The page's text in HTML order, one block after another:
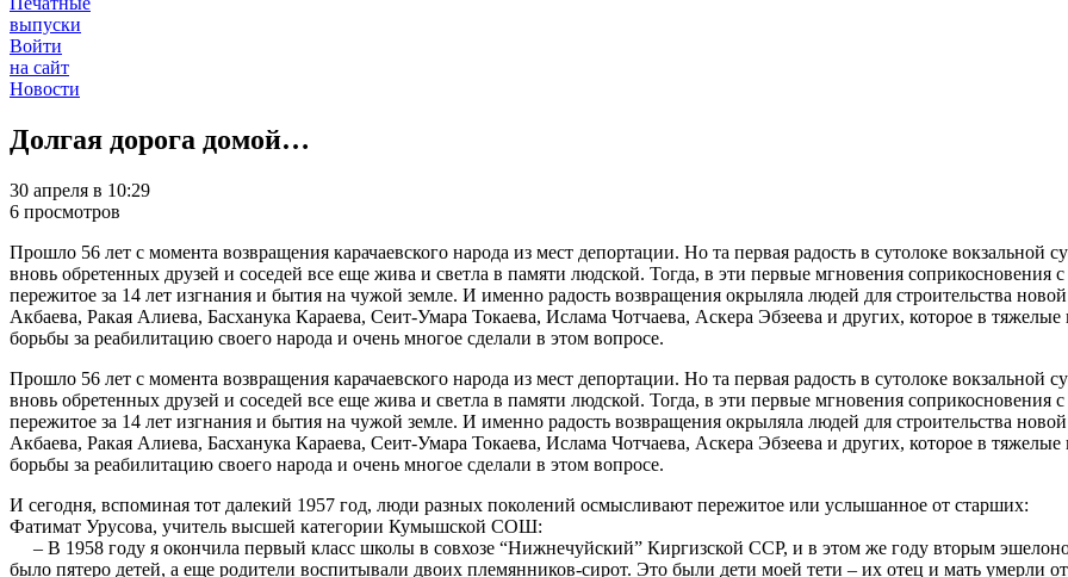
выпуски
Войти
на сайт
Новости
Долгая дорога домой…
30 апреля в 10:29
6 просмотров
Прошло 56 лет с момента возвращения карачаевского народа из мест депортации. Но та первая радость в сутолоке
вновь обретенных друзей и соседей все еще жива и светла в памяти людской. Тогда, в эти первые мгновения соприкосновения
пережитое за 14 лет изгнания и бытия на чужой земле. И именно радость возвращения окрыляла людей для строительства
Акбаева, Ракая Алиева, Басханука Караева, Сеит-Умара Токаева, Ислама Чотчаева, Аскера Эбзеева и других, которое в
борьбы за реабилитацию своего народа и очень многое сделали в этом вопросе.
Прошло 56 лет с момента возвращения карачаевского народа из мест депортации. Но та первая радость в сутолоке
вновь обретенных друзей и соседей все еще жива и светла в памяти людской. Тогда, в эти первые мгновения соприкосновения
пережитое за 14 лет изгнания и бытия на чужой земле. И именно радость возвращения окрыляла людей для строительства
Акбаева, Ракая Алиева, Басханука Караева, Сеит-Умара Токаева, Ислама Чотчаева, Аскера Эбзеева и других, которое в
борьбы за реабилитацию своего народа и очень многое сделали в этом вопросе.
И сегодня, вспоминая тот далекий 1957 год, люди разных поколений осмысливают пережитое или услышанное от старших:
Фатимат Урусова, учитель высшей категории Кумышской СОШ:
– В 1958 году я окончила первый класс школы в совхозе “Нижнечуйский” Киргизской ССР, и в этом же году вторым
было пятеро детей, а еще родители воспитывали двоих племянников-сирот. Это были дети моей тети – их отец и мать